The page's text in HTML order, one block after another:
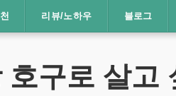
리뷰/노하우 블로그
호구로 살고